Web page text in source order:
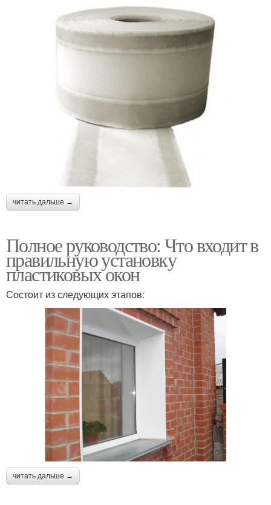
читать дальше →
Полное руководство: Что входит в
правильную установку
пластиковых окон
Состоит из следующих этапов:
читать дальше →